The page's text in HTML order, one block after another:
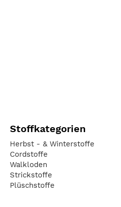
Stoffkategorien
Herbst - & Winterstoffe
Cordstoffe
Walkloden
Strickstoffe
Plüschstoffe